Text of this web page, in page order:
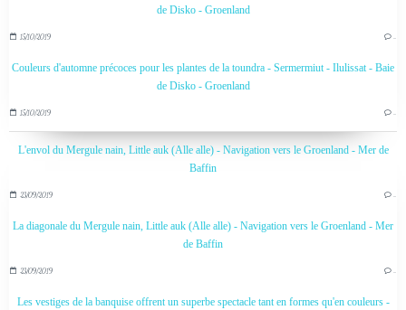
de Disko - Groenland
15/10/2019 …
Couleurs d'automne précoces pour les plantes de la toundra - Sermermiut - Ilulissat - Baie
de Disko - Groenland
15/10/2019 …
L'envol du Mergule nain, Little auk (Alle alle) - Navigation vers le Groenland - Mer de
Baffin
23/09/2019 …
La diagonale du Mergule nain, Little auk (Alle alle) - Navigation vers le Groenland - Mer
de Baffin
23/09/2019 …
Les vestiges de la banquise offrent un superbe spectacle tant en formes qu'en couleurs -